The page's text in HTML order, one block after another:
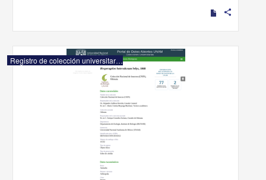
share
Registro de colección universitaria